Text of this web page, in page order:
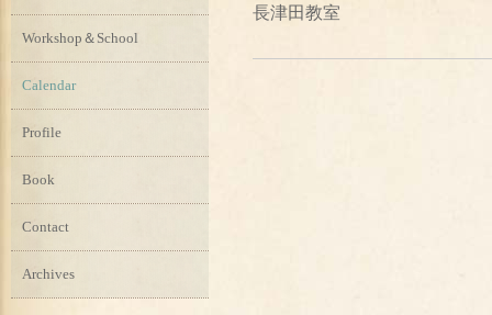
長津田教室
Workshop＆School
Calendar
Profile
Book
Contact
Archives